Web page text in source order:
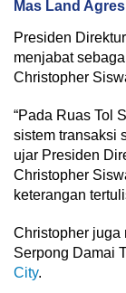
Mas Land
Presiden
menjabat
Christopher
“Pada Ruas Tol
sistem transaksi
ujar Presiden
Christopher
keterangan
Christopher juga
Serpong Damai
City.